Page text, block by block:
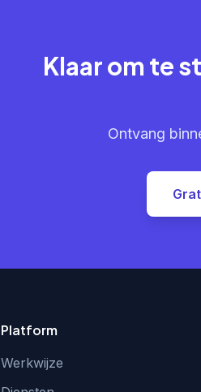
Klaar om te
Ontvang
Platform
Werkwijze